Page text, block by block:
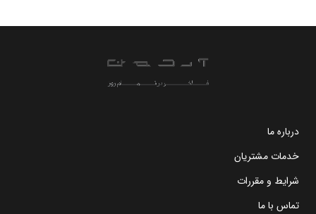
درباره ما
خدمات مشتریان
شرایط و مقررات
تماس با ما